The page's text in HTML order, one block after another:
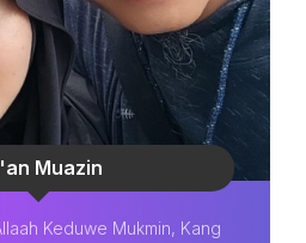
Muazin
Keduwe Mukmin, Kang